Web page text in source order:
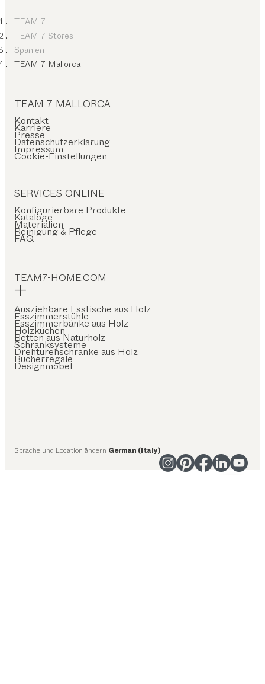
TEAM 7
TEAM 7 Stores
Spanien
TEAM 7 Mallorca
TEAM 7 MALLORCA
Kontakt
Karriere
Presse
Datenschutzerklärung
Impressum
Cookie-Einstellungen
SERVICES ONLINE
Konfigurierbare Produkte
Kataloge
Materialien
Reinigung & Pflege
FAQ
TEAM7-HOME.COM
Ausziehbare Esstische aus Holz
Esszimmerstühle
Esszimmerbänke aus Holz
Holzküchen
Betten aus Naturholz
Schranksysteme
Drehtürenschränke aus Holz
Bücherregale
Designmöbel
Sprache und Location ändern German (Italy)